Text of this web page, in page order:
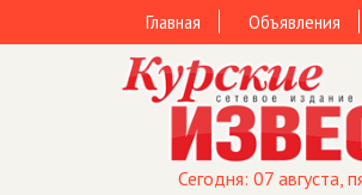
Главная Объявления
Сегодня: 07 августа,